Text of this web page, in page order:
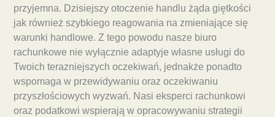
przyjemna. Dzisiejszy otoczenie handlu żąda giętkości
jak również szybkiego reagowania na zmieniające się
warunki handlowe. Z tego powodu nasze biuro
rachunkowe nie wyłącznie adaptyje własne usługi do
Twoich terazniejszych oczekiwań, jednakże ponadto
wspomaga w przewidywaniu oraz oczekiwaniu
przyszłościowych wyzwań. Nasi eksperci rachunkowi
oraz podatkowi wspierają w opracowywaniu strategii